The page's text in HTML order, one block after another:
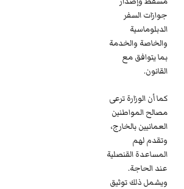
جوازات السفر
الدبلوماسية
والخاصة والخدمة
بما يتوافق مع
القانون.
كما أن الوزارة ترعى
مصالح المواطنين
العمانيين بالخارج،
وتقدم لهم
المساعدة القنصلية
عند الحاجة.
ويشمل ذلك توثيق